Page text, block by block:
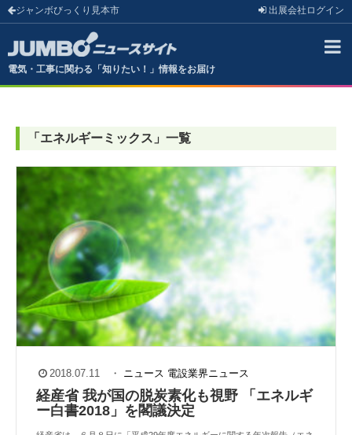
ジャンボびっくり見本市 出展会社 ログイン
電気・工事に関わる「知りたい！」情報をお届け
「 エネルギーミックス 」 一覧
2018.07.11 ・ ニュース 電設業界ニュース
経産省 我が国の脱炭素化も視野 「エネルギ
ー白書2018」を閣議決定